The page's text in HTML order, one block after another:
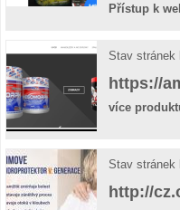
Přístup k
Stav stránek
https://
více
Stav stránek
http://